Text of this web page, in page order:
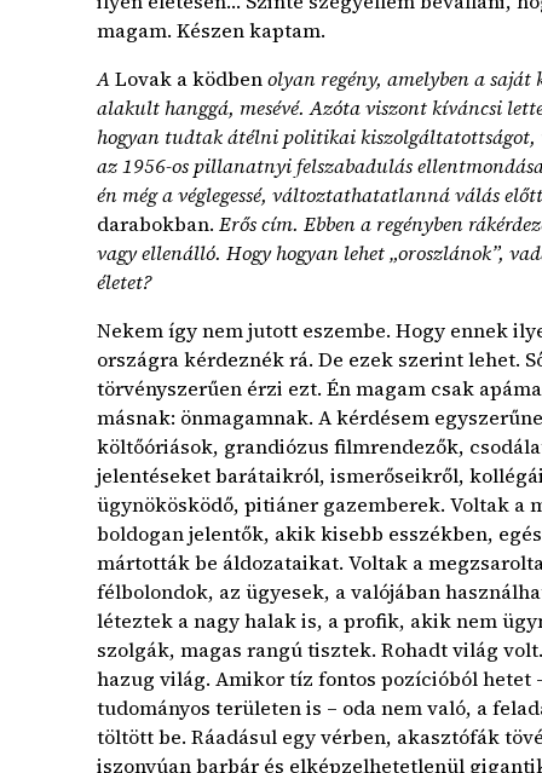
magam. Készen kaptam.
ALovak a ködbenolyan regény, amelyben a
alakult hanggá, mesévé. Azóta viszont kíváncsi
hogyan tudtak átélni politikai
az 1956-os pillanatnyi felszabadulás
én még a véglegessé, változtathatatlanná válás
darabokban. Erős cím. Ebben a regényben
vagy ellenálló. Hogy hogyan lehet „oroszlánok”,
életet?
Nekem így nem jutott eszembe. Hogy ennek
országra kérdeznék rá. De ezek szerint lehet.
törvényszerűen érzi ezt. Én magam csak
másnak: önmagamnak. A kérdésem
költőóriások, grandiózus filmrendezők,
jelentéseket barátaikról, ismerőseikről,
ügynökösködő, pitiáner gazemberek. Voltak a
boldogan jelentők, akik kisebb esszékben,
mártották be áldozataikat. Voltak a
félbolondok, az ügyesek, a valójában
léteztek a nagy halak is, a profik, akik nem
szolgák, magas rangú tisztek. Rohadt világ
hazug világ. Amikor tíz fontos pozícióból hetet
tudományos területen is – oda nem való, a
töltött be. Ráadásul egy vérben, akasztófák
iszonyúan barbár és elképzelhetetlenül